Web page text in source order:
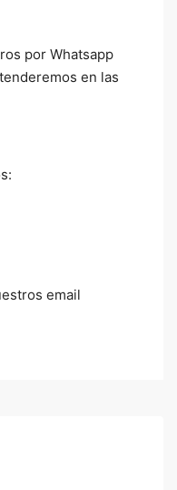
por Whatsapp
en las
email